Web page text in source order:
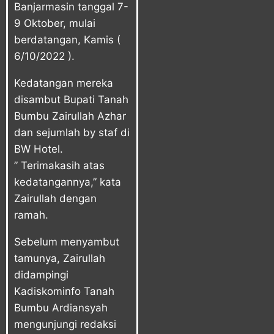
Banjarmasin tanggal 7-
9 Oktober, mulai
berdatangan, Kamis (
6/10/2022 ).
Kedatangan mereka
disambut Bupati Tanah
Bumbu Zairullah Azhar
dan sejumlah by staf di
BW Hotel.
” Terimakasih atas
kedatangannya,” kata
Zairullah dengan
ramah.
Sebelum menyambut
tamunya, Zairullah
didampingi
Kadiskominfo Tanah
Bumbu Ardiansyah
mengunjungi redaksi